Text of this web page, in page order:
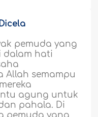
pemuda yang
dalam hati
Allah semampu
agung untuk
pahala. Di